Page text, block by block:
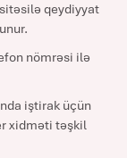
qeydiyyat
nömrəsi ilə
iştirak üçün
xidməti təşkil